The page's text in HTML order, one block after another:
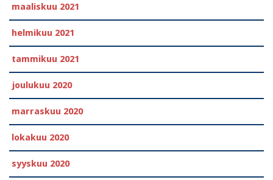
maaliskuu 2021
helmikuu 2021
tammikuu 2021
joulukuu 2020
marraskuu 2020
lokakuu 2020
syyskuu 2020